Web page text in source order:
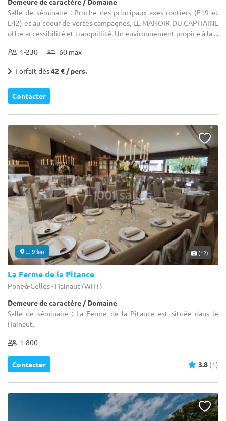
Salle de séminaire : Proche des principaux axes routiers (E19 et
E42) et au coeur de vertes campagnes, LE MANOIR DU CAPITAINE
offre accessibilité et tranquillité. Un environnement propice à la ...
1-230 60 max
Forfait dès42 € / pers.
Contacter
... 9 km (12)
La Ferme de la Pitance
Pont-à-Celles - Hainaut (WHT)
Demeure de caractère / Domaine
Salle de séminaire : La Ferme de la Pitance est située dans le
Hainaut.
1-800
Contacter 3.8 (1)